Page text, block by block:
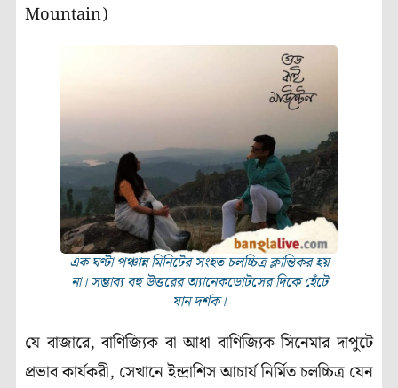
Mountain)
এক ঘণ্টা পঞ্চান্ন মিনিটের সংহত চলচ্চিত্র ক্লান্তিকর হয়
না। সম্ভাব্য বহু উত্তরের অ্যানেকডোটসের দিকে হেঁটে
যান দর্শক।
যে বাজারে, বাণিজ্যিক বা আধা বাণিজ্যিক সিনেমার দাপুটে
প্রভাব কার্যকরী, সেখানে ইন্দ্রাশিস আচার্য নির্মিত চলচ্চিত্র যেন